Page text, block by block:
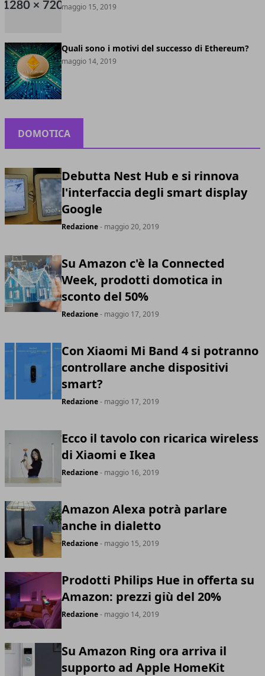
maggio 15, 2019
Quali sono i motivi del successo di Ethereum?
maggio 14, 2019
DOMOTICA
Debutta Nest Hub e si rinnova
l'interfaccia degli smart display
Google
Redazione- maggio 20, 2019
Su Amazon c'è la Connected
Week, prodotti domotica in
sconto del 50%
Redazione- maggio 17, 2019
Con Xiaomi Mi Band 4 si potranno
controllare anche dispositivi
smart?
Redazione- maggio 17, 2019
Ecco il tavolo con ricarica wireless
di Xiaomi e Ikea
Redazione- maggio 16, 2019
Amazon Alexa potrà parlare
anche in dialetto
Redazione- maggio 15, 2019
Prodotti Philips Hue in offerta su
Amazon: prezzi giù del 20%
Redazione- maggio 14, 2019
Su Amazon Ring ora arriva il
supporto ad Apple HomeKit